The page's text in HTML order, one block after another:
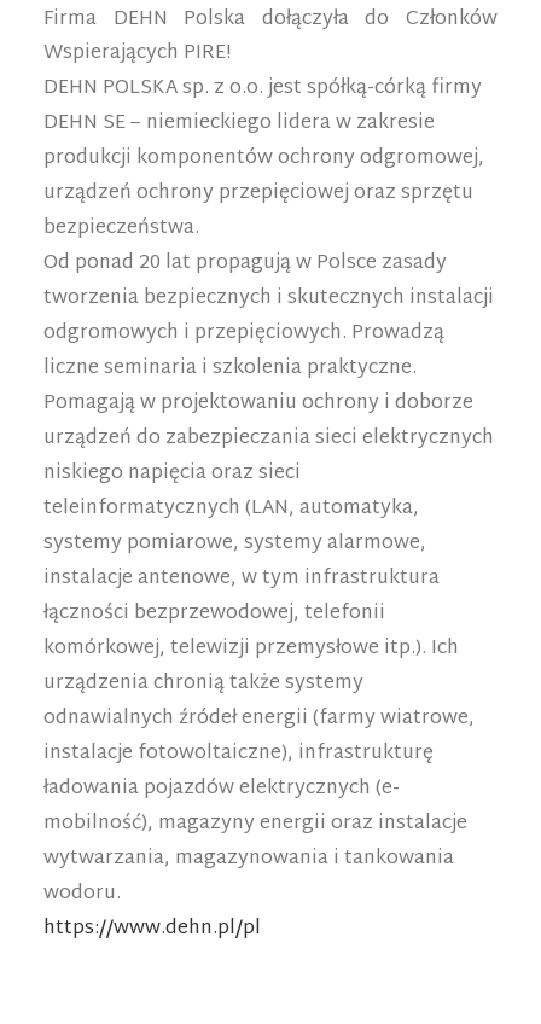
Firma DEHN Polska dołączyła do Członków
Wspierających PIRE!
DEHN POLSKA sp. z o.o. jest spółką-córką firmy
DEHN SE − niemieckiego lidera w zakresie
produkcji komponentów ochrony odgromowej,
urządzeń ochrony przepięciowej oraz sprzętu
bezpieczeństwa.
Od ponad 20 lat propagują w Polsce zasady
tworzenia bezpiecznych i skutecznych instalacji
odgromowych i przepięciowych. Prowadzą
liczne seminaria i szkolenia praktyczne.
Pomagają w projektowaniu ochrony i doborze
urządzeń do zabezpieczania sieci elektrycznych
niskiego napięcia oraz sieci
teleinformatycznych (LAN, automatyka,
systemy pomiarowe, systemy alarmowe,
instalacje antenowe, w tym infrastruktura
łączności bezprzewodowej, telefonii
komórkowej, telewizji przemysłowe itp.). Ich
urządzenia chronią także systemy
odnawialnych źródeł energii (farmy wiatrowe,
instalacje fotowoltaiczne), infrastrukturę
ładowania pojazdów elektrycznych (e-
mobilność), magazyny energii oraz instalacje
wytwarzania, magazynowania i tankowania
wodoru.
https://www.dehn.pl/pl